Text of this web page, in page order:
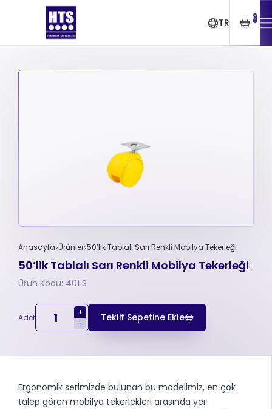
TR 0
Anasayfa Ürünler 50’lik Tablalı Sarı Renkli Mobilya Tekerleği
50’lik Tablalı Sarı Renkli Mobilya Tekerleği
Ürün Kodu: 401 S
Adet
+
-
Teklif Sepetine Ekle
Ergonomik serimizde bulunan bu modelimiz, en çok
talep gören mobilya tekerlekleri arasında yer